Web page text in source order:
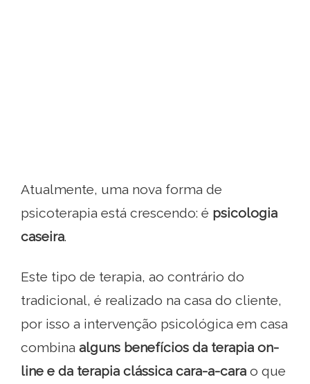
Atualmente, uma nova forma de
psicoterapia está crescendo: é psicologia
caseira.
Este tipo de terapia, ao contrário do
tradicional, é realizado na casa do cliente,
por isso a intervenção psicológica em casa
combina alguns benefícios da terapia on-
line e da terapia clássica cara-a-cara o que